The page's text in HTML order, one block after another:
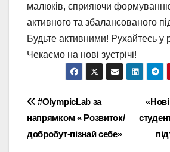
малюків, сприяючи
активного та збалансованого
Будьте активними! Рухайтесь у
Чекаємо на нові зустрічі!
Навігація
записів
#OlympicLab за
напрямком « Розвиток/
добробут-пізнай себе»